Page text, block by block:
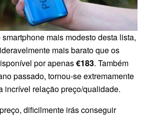
mais modesto desta lista,
mais barato que os
por apenas€183. Também
passado, tornou-se extremamente
incrível relação preço/qualidade.
dificilmente irás conseguir